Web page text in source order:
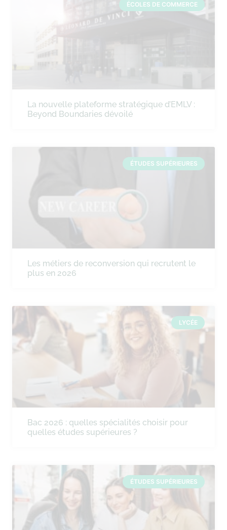
ÉCOLES DE COMMERCE
La nouvelle plateforme stratégique d’EMLV :
Beyond Boundaries dévoilé
ÉTUDES SUPÉRIEURES
Les métiers de reconversion qui recrutent le
plus en 2026
LYCÉE
Bac 2026 : quelles spécialités choisir pour
quelles études supérieures ?
ÉTUDES SUPÉRIEURES